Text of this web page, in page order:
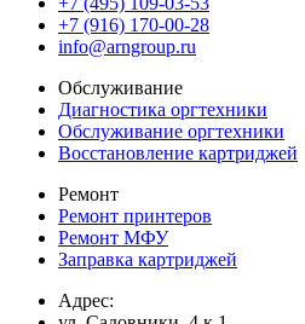
+7 (916) 170-00-28
info@arngroup.ru
Обслуживание
Диагностика оргтехники
Обслуживание оргтехники
Восстановление картриджей
Ремонт
Ремонт принтеров
Ремонт МФУ
Заправка картриджей
Адрес: